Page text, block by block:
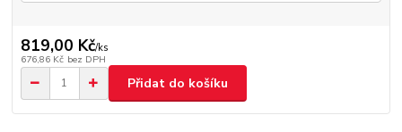
819,00 Kč/ks
676,86 Kč bez DPH
Přidat do košíku